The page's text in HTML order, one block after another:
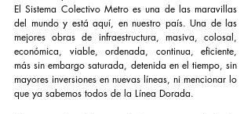
El Sistema Colectivo Metro es una de las maravillas
del mundo y está aquí, en nuestro país. Una de las
mejores obras de infraestructura, masiva, colosal,
económica, viable, ordenada, continua, eficiente,
más sin embargo saturada, detenida en el tiempo, sin
mayores inversiones en nuevas líneas, ni mencionar lo
que ya sabemos todos de la Línea Dorada.